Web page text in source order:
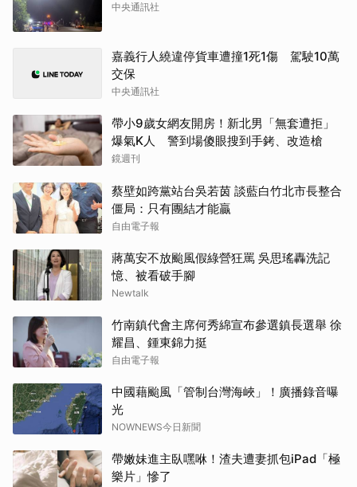
中央通訊社
嘉義行人繞違停貨車遭撞1死1傷 駕駛10萬
交保
中央通訊社
帶小9歲女網友開房！新北男「無套遭拒」
爆氣K人 警到場傻眼搜到手銬、改造槍
鏡週刊
蔡壁如跨黨站台吳若茵 談藍白竹北市長整合
僵局：只有團結才能贏
自由電子報
蔣萬安不放颱風假綠營狂罵 吳思瑤轟洗記
憶、被看破手腳
Newtalk
竹南鎮代會主席何秀綿宣布參選鎮長選舉 徐
耀昌、鍾東錦力挺
自由電子報
中國藉颱風「管制台灣海峽」！廣播錄音曝
光
NOWNEWS今日新聞
帶嫩妹進主臥嘿咻！渣夫遭妻抓包iPad「極
樂片」慘了